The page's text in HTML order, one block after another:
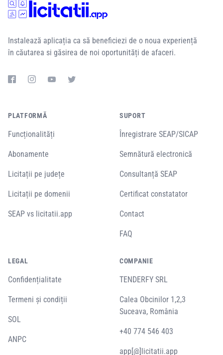
Instalează aplicația ca să beneficiezi de o noua experiență
în căutarea si găsirea de noi oportunități de afaceri.
PLATFORMĂ
Funcționalități
Abonamente
Licitații pe județe
Licitații pe domenii
SEAP vs licitatii.app
SUPORT
Înregistrare SEAP/SICAP
Semnătură electronică
Consultanță SEAP
Certificat constatator
Contact
FAQ
LEGAL
Confidențialitate
Termeni și condiții
SOL
ANPC
COMPANIE
TENDERFY SRL
Calea Obcinilor 1,2,3
Suceava, România
+40 774 546 403
app[@]licitatii.app